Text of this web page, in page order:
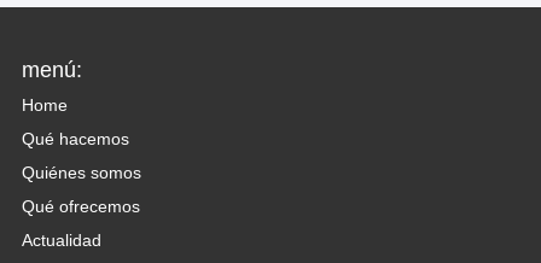
menú:
Home
Qué hacemos
Quiénes somos
Qué ofrecemos
Actualidad